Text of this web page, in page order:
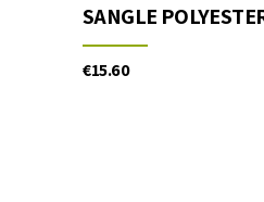
SANGLE
€15.60